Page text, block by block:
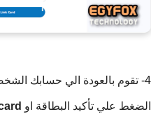
4- تقوم بالعودة الي حسابك الشخصي في الباي بال
الضغط علي تأكيد البطاقة او